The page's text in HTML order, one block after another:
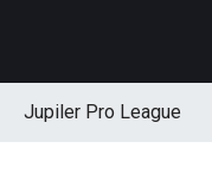
Jupiler Pro League